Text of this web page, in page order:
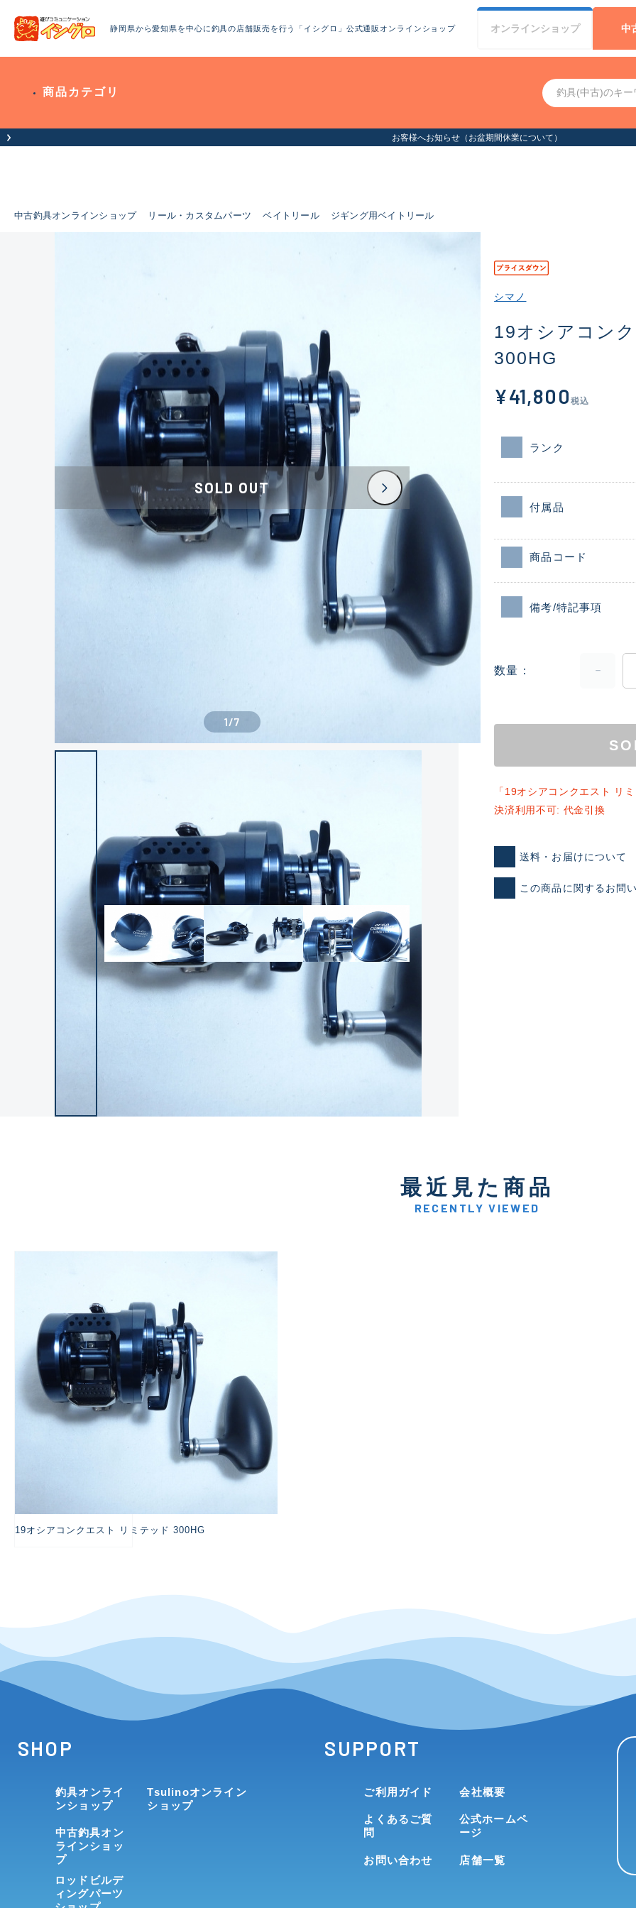
静岡県から愛知県を中心に釣具の店舗販売を行う「イシグロ」公式通販オンラインショップ オンラインショップ 中
商品カテゴリ
お客様へお知らせ（お盆期間休業について）
中古釣具オンラインショップ リール・カスタムパーツ ベイトリール ジギング用ベイトリール
ランクとは？
良
新古品（メーカー問屋から
品）
※店頭展示時の置き傷が付いて
C-
い品
SOLD OUT
1/7
シマノ
19オシアコン
300HG
¥41,800 税込
ランク
付属品
商品コード
備考/特記事項
数量
「19オシアコンクエスト リ
決済利用不可: 代金引換
送料・お届けについて
この商品に関するお問
最近見た商品
RECENTLY VIEWED
19オシアコンクエスト リミテッド 300HG
SHOP
釣具オンライ
ンショップ
中古釣具オン
ラインショッ
プ
ロッドビルデ
ィングパーツ
Tsulinoオンライン
ショップ
SUPPORT
ご利用ガイド
よくあるご質
問
お問い合わせ
会社概要
公式ホームペ
ージ
店舗一覧